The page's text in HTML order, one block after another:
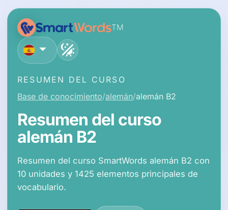
TM
español
RESUMEN DEL CURSO
Base de conocimiento alemán alemán B2
Resumen del curso
alemán B2
Resumen del curso SmartWords alemán B2 con
10 unidades y 1425 elementos principales de
vocabulario.